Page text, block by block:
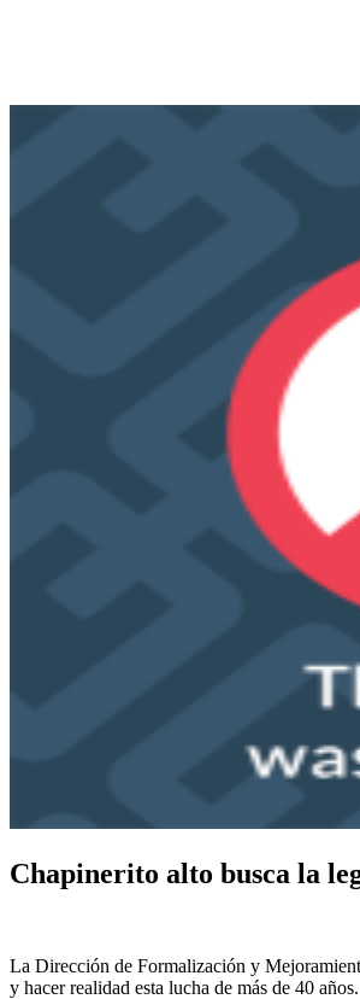
Chapinerito alto busca la
La Dirección de Formalización y
y hacer realidad esta lucha de más de 40 años.